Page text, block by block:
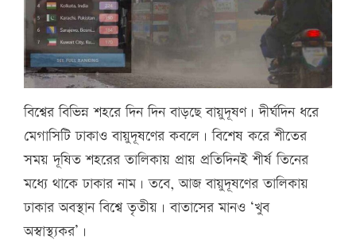
বিশ্বের বিভিন্ন শহরে দিন দিন বাড়ছে বায়ুদূষণ। দীর্ঘদিন ধরে
মেগাসিটি ঢাকাও বায়ুদূষণের কবলে। বিশেষ করে শীতের
সময় দূষিত শহরের তালিকায় প্রায় প্রতিদিনই শীর্ষ তিনের
মধ্যে থাকে ঢাকার নাম। তবে, আজ বায়ুদূষণের তালিকায়
ঢাকার অবস্থান বিশ্বে তৃতীয়। বাতাসের মানও ‘খুব
অস্বাস্থ্যকর’।